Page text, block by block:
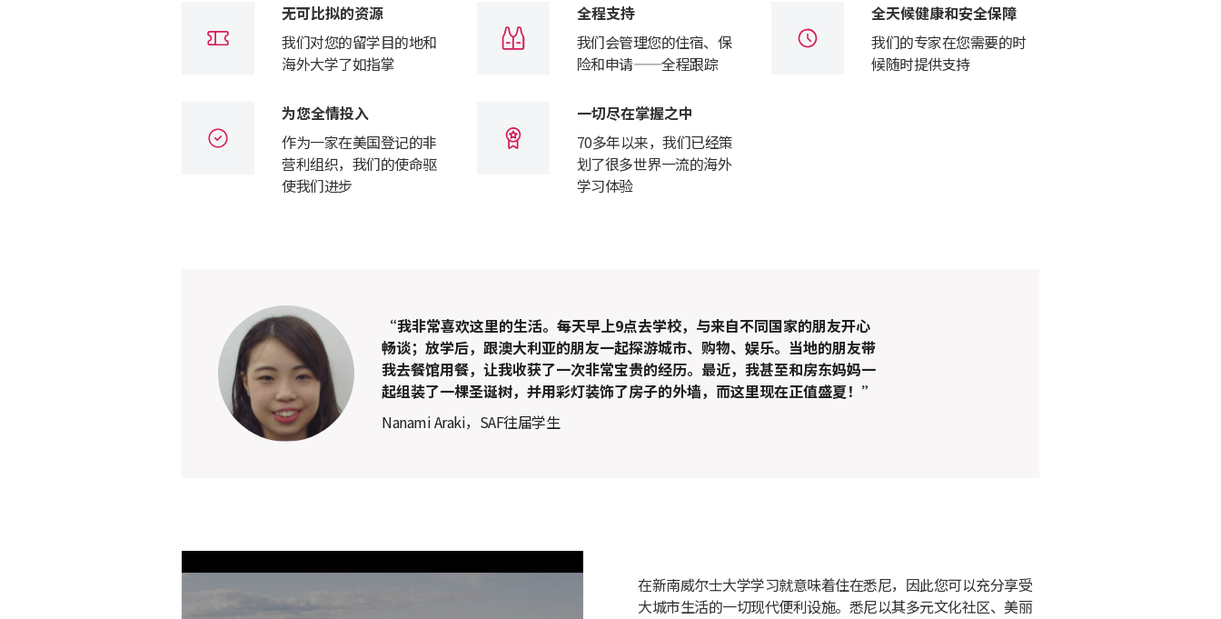
无可比拟的资源
我们对您的留学目的地和
海外大学了如指掌
全程支持
我们会管理您的住宿、保
险和申请——全程跟踪
全天候健康和安全保障
我们的专家在您需要的时
候随时提供支持
为您全情投入
作为一家在美国登记的非
营利组织，我们的使命驱
使我们进步
一切尽在掌握之中
70多年以来，我们已经策
划了很多世界一流的海外
学习体验
“我非常喜欢这里的生活。每天早上9点去学校，与来自不同国家的朋友开心
畅谈；放学后，跟澳大利亚的朋友一起探游城市、购物、娱乐。当地的朋友带
我去餐馆用餐，让我收获了一次非常宝贵的经历。最近，我甚至和房东妈妈一
起组装了一棵圣诞树，并用彩灯装饰了房子的外墙，而这里现在正值盛夏！”
Nanami Araki，SAF往届学生
在新南威尔士大学学习就意味着住在悉尼，因此您可以充分享受
大城市生活的一切现代便利设施。悉尼以其多元文化社区、美丽